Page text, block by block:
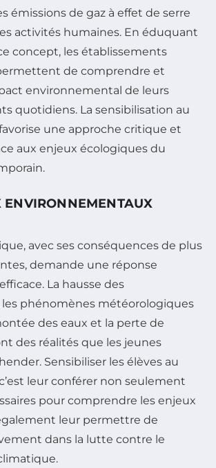
émissions de gaz à effet de serre
activités humaines. En éduquant
concept, les établissements
de comprendre et
environnemental de leurs
quotidiens. La sensibilisation au
une approche critique et
aux enjeux écologiques du
ENVIRONNEMENTAUX
avec ses conséquences de plus
demande une réponse
La hausse des
phénomènes météorologiques
des eaux et la perte de
des réalités que les jeunes
Sensibiliser les élèves au
leur conférer non seulement
pour comprendre les enjeux
leur permettre de
dans la lutte contre le